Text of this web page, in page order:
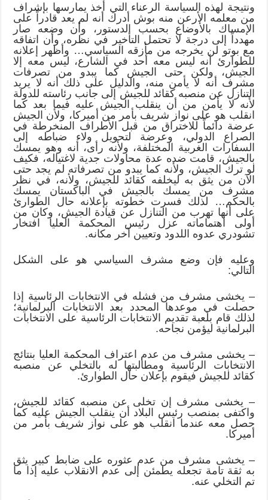
ونتيجة لهذه السياسة الرعناء التي أخذ يمارسها بإشراف
من معلمه الأرعن منه بوش أدرك أنه لم يعد قادراً على
الإمساك بالأوضاع بحسب الدستور، وأن وضعه صار
مهدداً إلى درجة لا تحتمل التأخير في نظره، وأن اتفاقه
مع بوتو لن يخرجه من مأزقه السياسي… وأظهر إعلانه
للطوارئ أنه ليس معه أحد في الشارع، ليس معه إلا
الجيش، ولكن حتى الجيش كما يبدو من تصرفات
مشرف أنه لا يأمن منه، والدليل على ذلك أنه لا يريد
التنازل عن منصبه كقائد للجيش إلى جانب رئاسته للدولة
لأنه لا يأمن من أن ينقلب الجيش عليه فيما بعد كما
انقلب هو على نواز شريف بأمر من أميركا، ولأن الجيش
عرضة دائماً للاختراق من قبل الأطراف المنخرطة في
الصراع الدولي، وعرضة لتحويل ولاء ضباطه إلى
السفارات الغربية المختلفة، ولأنه رأى، أنه وهو يمسك
بالجيش، قامت ضده عدة محاولات جدية لاغتياله، فكيف
لو ترك الجيش، ولأنه كما يبدو من تصرفاته لم يجد حتى
الآن من يثق به ليخلفه كقائد للجيش، ولأنه، في نظر
مشرف من يمسك بالجيش في الباكستان يمسك
بالحكم… لذلك فسرت خطوته بإعلانه حال الطوارئ
على أنها تهرب من التنازل عن قيادة الجيش، وكان من
أولى اهتماماته عزل رئيس المحكمة العليا افتخار
تشودري عدوه اللدود وتعيين آخر مكانه.
وعليه فإن وضع مشرف السياسي هو على الشكل
التالي:
– يخشى مشرف من فشله في الانتخابات الرئاسية إذا
حصلت في موعدها المحدد بعد الانتخابات البرلمانية؛
لذلك قام بلعبة تقديم الانتخابات الرئاسية على الانتخابات
البرلمانية ليؤمن نجاحه.
– يخشى مشرف من عدم اعتراف المحكمة العليا بنتائج
الانتخابات الرئاسية ومطالبتها له بالتخلي عن منصبه
كقائد للجيش فيقوم بإعلان حال الطوارئ.
– يخشى مشرف إن تخلى عن منصبه كقائد للجيش،
واكتفى بمنصب رئيس البلاد أن ينقلب الجيش عليه كما
حصل معه عندما انقلب هو على نواز شريف بأمر من
أميركا.
– يخشى مشرف من عدم عثوره على ضابط كبير يثق
به ثقة تامة تجعله يطمئن إلى عدم الانقلاب عليه إذا ما
تم التخلي عنه.